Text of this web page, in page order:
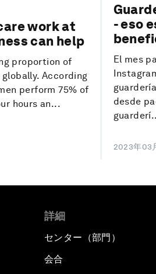
work at
can help
proportion of
According
perform 75% of
hours an...
- eso
El mes
desde
2023年03
詳細
センター（部門）
会合